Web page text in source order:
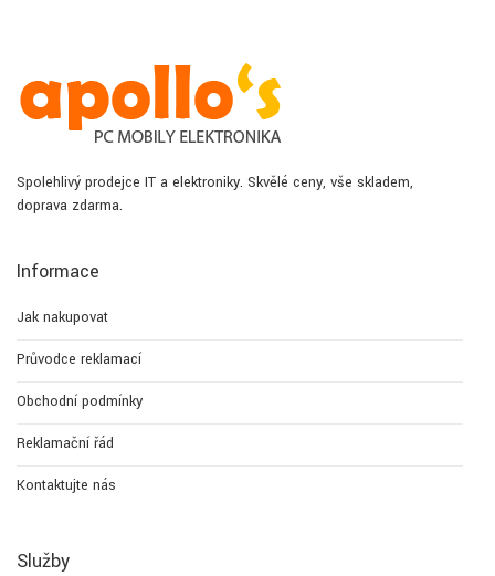
Spolehlivý prodejce IT a elektroniky. Skvělé ceny, vše skladem,
doprava zdarma.
Informace
Jak nakupovat
Průvodce reklamací
Obchodní podmínky
Reklamační řád
Kontaktujte nás
Služby